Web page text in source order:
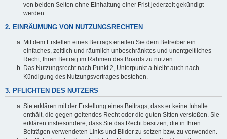
von beiden Seiten ohne Einhaltung einer Frist jederzeit gekündigt
werden.
2. EINRÄUMUNG VON NUTZUNGSRECHTEN
Mit dem Erstellen eines Beitrags erteilen Sie dem Betreiber ein
einfaches, zeitlich und räumlich unbeschränktes und unentgeltliches
Recht, Ihren Beitrag im Rahmen des Boards zu nutzen.
Das Nutzungsrecht nach Punkt 2, Unterpunkt a bleibt auch nach
Kündigung des Nutzungsvertrages bestehen.
3. PFLICHTEN DES NUTZERS
Sie erklären mit der Erstellung eines Beitrags, dass er keine Inhalte
enthält, die gegen geltendes Recht oder die guten Sitten verstoßen. Sie
erklären insbesondere, dass Sie das Recht besitzen, die in Ihren
Beiträgen verwendeten Links und Bilder zu setzen bzw. zu verwenden.